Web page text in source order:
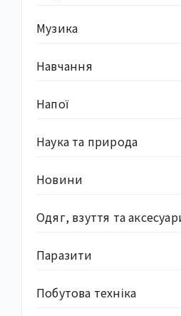
Музика
Навчання
Напої
Наука та природа
Новини
Одяг, взуття та
Паразити
Побутова техніка